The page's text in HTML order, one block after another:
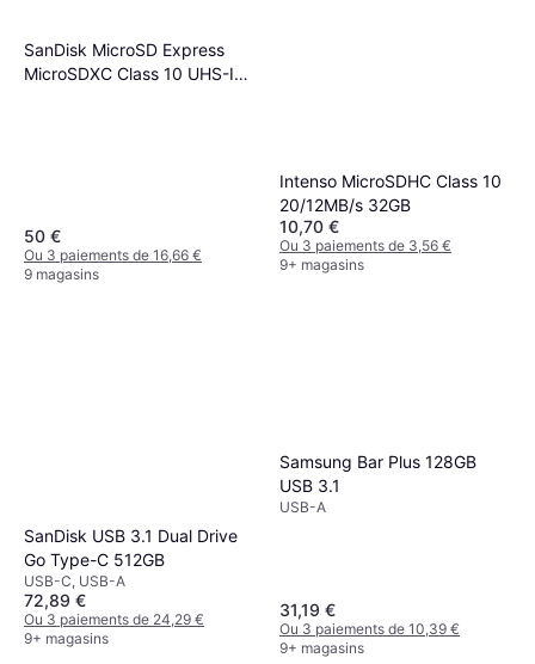
SanDisk MicroSD Express
MicroSDXC Class 10 UHS-I
50 €
Ou 3 paiements de 16,66 €
9 magasins
Intenso MicroSDHC Class 10
20/12MB/s 32GB
10,70 €
Ou 3 paiements de 3,56 €
9+ magasins
SanDisk USB 3.1 Dual Drive
Go Type-C 512GB
USB-C, USB-A
72,89 €
Ou 3 paiements de 24,29 €
9+ magasins
Samsung Bar Plus 128GB
USB 3.1
USB-A
31,19 €
Ou 3 paiements de 10,39 €
9+ magasins